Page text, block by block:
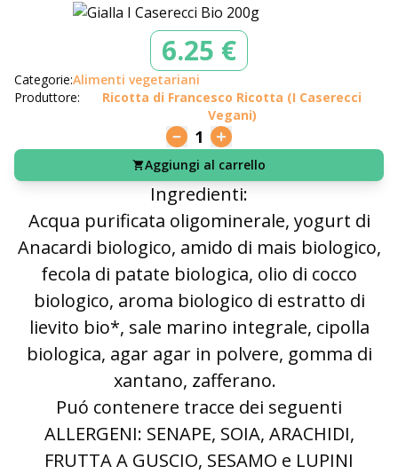
6.25 €
Categorie:Alimenti vegetariani
Produttore:
Ricotta di Francesco Ricotta (I Caserecci
Vegani)
1
Aggiungi al carrello
Ingredienti:
Acqua purificata oligominerale, yogurt di
Anacardi biologico, amido di mais biologico,
fecola di patate biologica, olio di cocco
biologico, aroma biologico di estratto di
lievito bio*, sale marino integrale, cipolla
biologica, agar agar in polvere, gomma di
xantano, zafferano.
Puó contenere tracce dei seguenti
ALLERGENI: SENAPE, SOIA, ARACHIDI,
FRUTTA A GUSCIO, SESAMO e LUPINI